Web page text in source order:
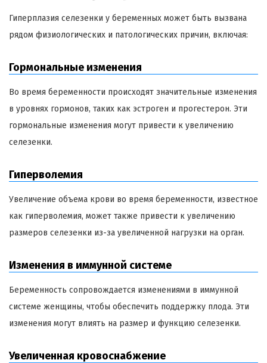
Гиперплазия селезенки у беременных может быть вызвана
рядом физиологических и патологических причин, включая:
Гормональные изменения
Во время беременности происходят значительные изменения
в уровнях гормонов, таких как эстроген и прогестерон. Эти
гормональные изменения могут привести к увеличению
селезенки.
Гиперволемия
Увеличение объема крови во время беременности, известное
как гиперволемия, может также привести к увеличению
размеров селезенки из-за увеличенной нагрузки на орган.
Изменения в иммунной системе
Беременность сопровождается изменениями в иммунной
системе женщины, чтобы обеспечить поддержку плода. Эти
изменения могут влиять на размер и функцию селезенки.
Увеличенная кровоснабжение